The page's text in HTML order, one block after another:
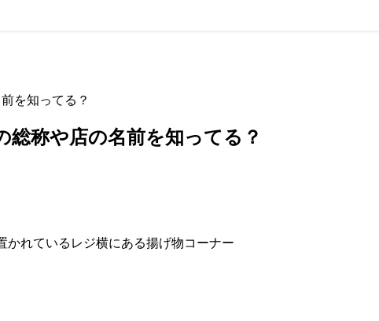
を知ってる？
称や店の名前を知ってる？
かれているレジ横にある揚げ物コーナー